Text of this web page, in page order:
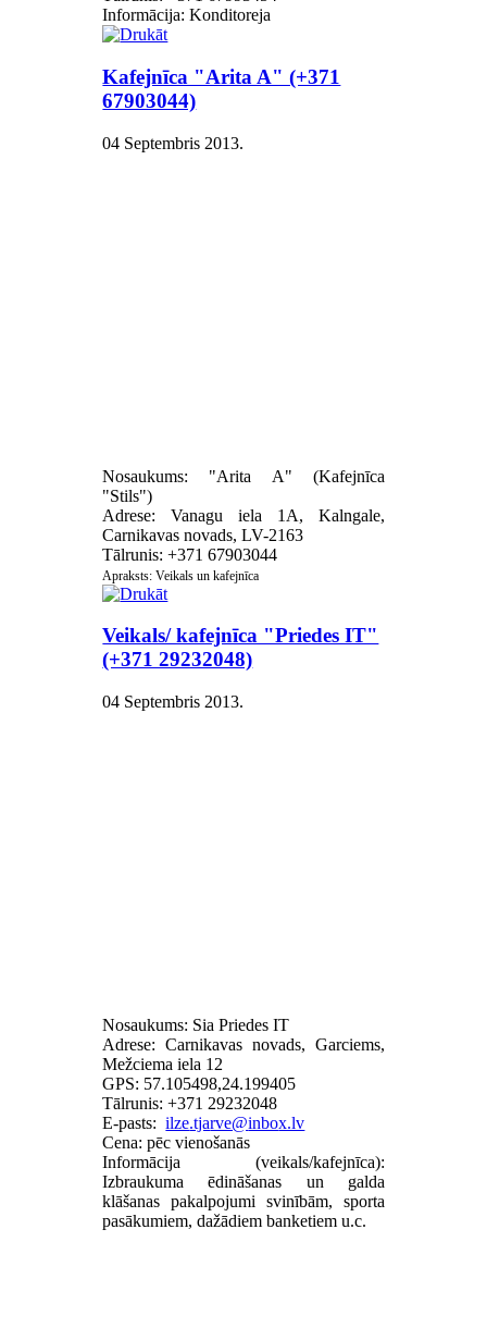
Informācija: Konditoreja
Kafejnīca "Arita A" (+371
67903044)
04 Septembris 2013.
Nosaukums: "Arita A" (Kafejnīca
"Stils")
Adrese: Vanagu iela 1A, Kalngale,
Carnikavas novads, LV-2163
Tālrunis: +371 67903044
Apraksts: Veikals un kafejnīca
Veikals/ kafejnīca "Priedes IT"
(+371 29232048)
04 Septembris 2013.
Nosaukums: Sia Priedes IT
Adrese: Carnikavas novads, Garciems,
Mežciema iela 12
GPS: 57.105498,24.199405
Tālrunis: +371 29232048
E-pasts:
Cena: pēc vienošanās
Informācija (veikals/kafejnīca):
Izbraukuma ēdināšanas un galda
klāšanas pakalpojumi svinībām, sporta
pasākumiem, dažādiem banketiem u.c.